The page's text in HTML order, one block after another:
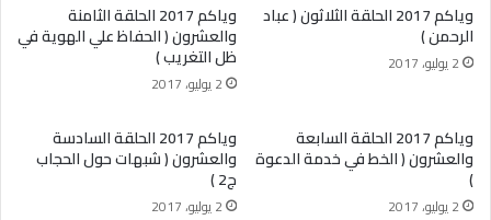
وياكم 2017 الحلقة الثلاثون ( عباد
الرحمن )
2 يوليو، 2017
وياكم 2017 الحلقة الثامنة
والعشرون ( الحفاظ علي الهوية في
ظل التغريب )
2 يوليو، 2017
وياكم 2017 الحلقة السابعة
والعشرون ( الخط في خدمة الدعوة
)
2 يوليو، 2017
وياكم 2017 الحلقة السادسة
والعشرون ( شبهات حول الحجاب
ج2 )
2 يوليو، 2017